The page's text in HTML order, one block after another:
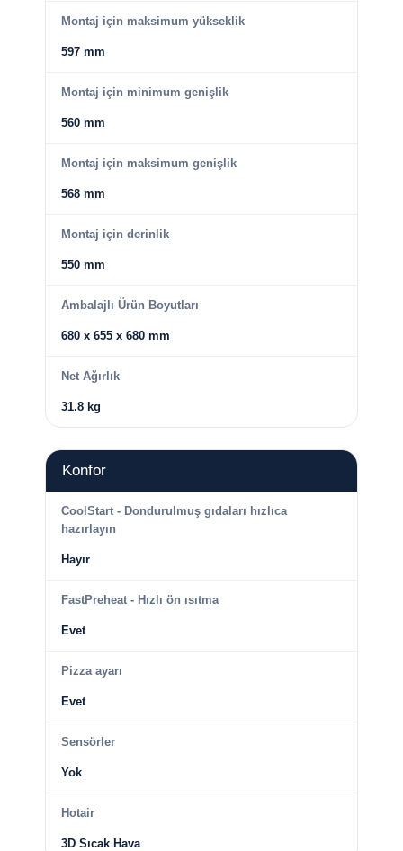
Montaj için maksimum yükseklik
597 mm
Montaj için minimum genişlik
560 mm
Montaj için maksimum genişlik
568 mm
Montaj için derinlik
550 mm
Ambalajlı Ürün Boyutları
680 x 655 x 680 mm
Net Ağırlık
31.8 kg
Konfor
CoolStart - Dondurulmuş gıdaları hızlıca
hazırlayın
Hayır
FastPreheat - Hızlı ön ısıtma
Evet
Pizza ayarı
Evet
Sensörler
Yok
Hotair
3D Sıcak Hava